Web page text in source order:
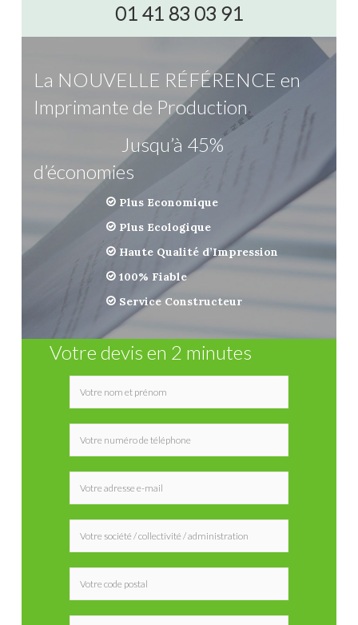
01 41 83 03 91
La NOUVELLE RÉFÉRENCE en
Imprimante de Production
Jusqu’à 45%
d’économies
Plus Economique
Plus Ecologique
Haute Qualité d’Impression
100% Fiable
Service Constructeur
Votre devis en 2 minutes